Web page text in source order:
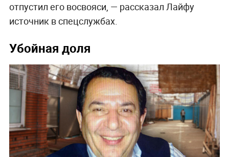
отпустил его восвояси, — рассказал Лайфу
источник в спецслужбах.
Убойная доля